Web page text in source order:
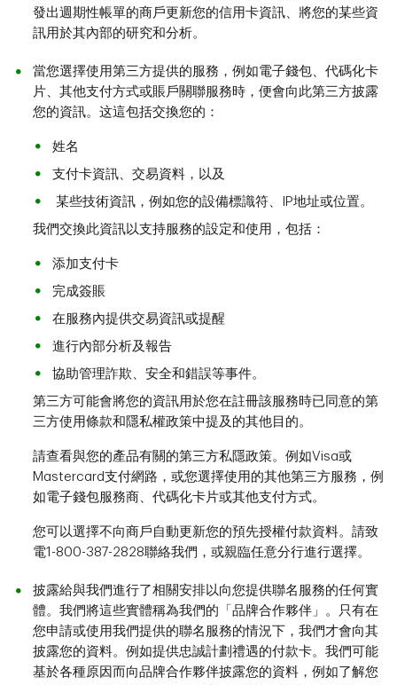
發出週期性帳單的商戶更新您的信用卡資訊、將您的某些資
訊用於其內部的研究和分析。
當您選擇使用第三方提供的服務，例如電子錢包、代碼化卡
片、其他支付方式或賬戶關聯服務時，便會向此第三方披露
您的資訊。这這包括交換您的：
姓名
支付卡資訊、交易資料，以及
某些技術資訊，例如您的設備標識符、IP地址或位置。
我們交換此資訊以支持服務的設定和使用，包括：
添加支付卡
完成簽賬
在服務內提供交易資訊或提醒
進行內部分析及報告
協助管理詐欺、安全和錯誤等事件。
第三方可能會將您的資訊用於您在註冊該服務時已同意的第
三方使用條款和隱私權政策中提及的其他目的。
請查看與您的產品有關的第三方私隱政策。例如Visa或
Mastercard支付網路，或您選擇使用的其他第三方服務，例
如電子錢包服務商、代碼化卡片或其他支付方式。
您可以選擇不向商戶自動更新您的預先授權付款資料。請致
電1-800-387-2828聯絡我們，或親臨任意分行進行選擇。
披露給與我們進行了相關安排以向您提供聯名服務的任何實
體。我們將這些實體稱為我們的「品牌合作夥伴」。只有在
您申請或使用我們提供的聯名服務的情況下，我們才會向其
披露您的資料。例如提供忠誠計劃禮遇的付款卡。我們可能
基於各種原因而向品牌合作夥伴披露您的資料，例如了解您